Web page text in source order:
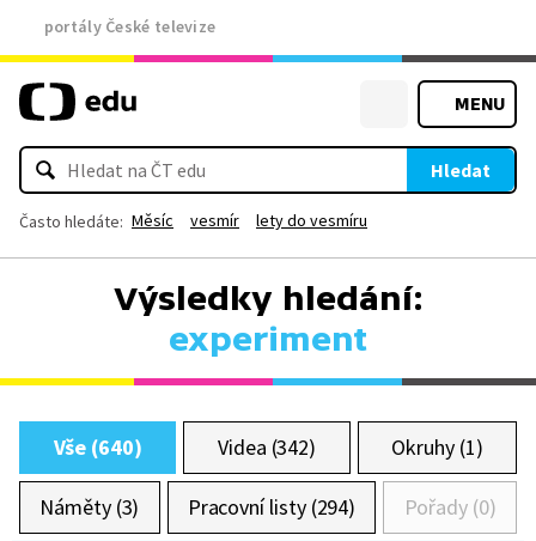
portály České televize
MENU
Hledat
Často hledáte: Měsíc vesmír lety do vesmíru
Výsledky hledání:
experiment
Vše (640) Videa (342) Okruhy (1)
Náměty (3) Pracovní listy (294) Pořady (0)